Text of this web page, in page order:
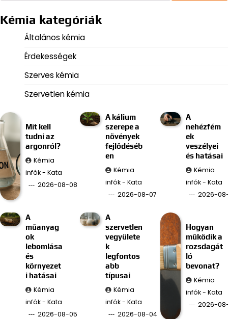
Kémia kategóriák
Általános kémia
Érdekességek
Szerves kémia
Szervetlen kémia
Mit kell
tudni az
argonról?
Kémia
infók - Kata
2026-08-08
A kálium
szerepe a
növények
fejlődéséb
en
Kémia
infók - Kata
2026-08-07
A
nehézfém
ek
veszélyei
és hatásai
Kémia
infók - Kata
2026-
A
műanyag
ok
lebomlása
és
környezet
i hatásai
Kémia
infók - Kata
2026-08-05
A
szervetlen
vegyülete
k
legfontos
abb
típusai
Kémia
infók - Kata
2026-08-04
Hogyan
működik a
rozsdagát
ló
bevonat?
Kémia
infók - Kata
2026-